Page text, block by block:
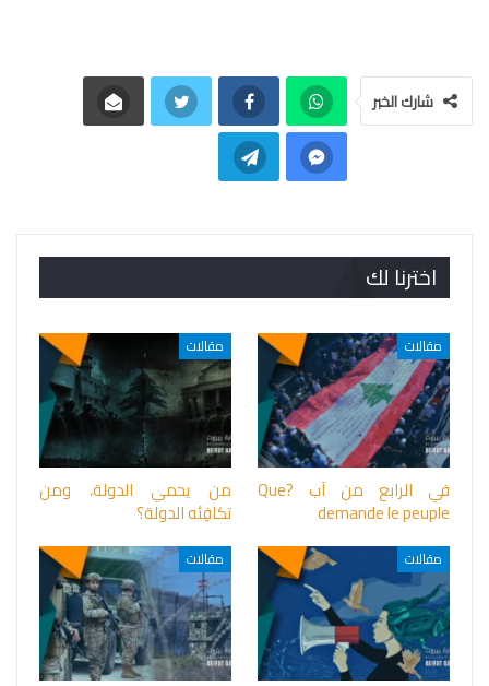
شارك الخبر
اخترنا لك
مقالات
في الرابع من آب ?Que
demande le peuple
مقالات
من يحمي الدولة، ومن
تكافِئه الدولة؟
مقالات مقالات